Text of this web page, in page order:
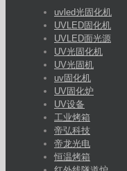
uvled光固化机
UVLED固化机
UVLED面光源
UV光固化机
UV光固机
uv固化机
UV固化炉
UV设备
工业烤箱
帝弘科技
帝龙光电
恒温烤箱